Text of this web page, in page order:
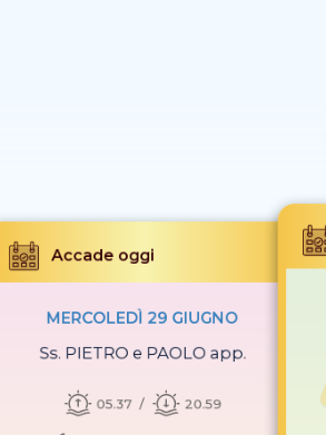
Accade oggi
MERCOLEDÌ 29 GIUGNO
Ss. PIETRO e PAOLO app.
05.37 20.59